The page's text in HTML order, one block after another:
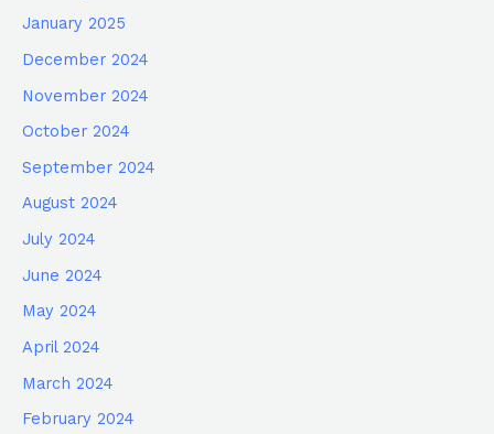
January 2025
December 2024
November 2024
October 2024
September 2024
August 2024
July 2024
June 2024
May 2024
April 2024
March 2024
February 2024